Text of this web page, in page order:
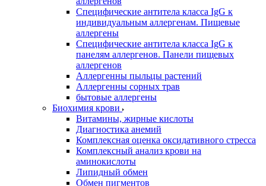
Специфические антитела класса IgG к
индивидуальным аллергенам. Пищевые
аллергены
Специфические антитела класса IgG к
панелям аллергенов. Панели пищевых
аллергенов
Аллергенны пыльцы растений
Аллергенны сорных трав
бытовые аллергены
Биохимия крови
Витамины, жирные кислоты
Диагностика анемий
Комплексная оценка оксидативного стресса
Комплексный анализ крови на
аминокислоты
Липидный обмен
Обмен пигментов